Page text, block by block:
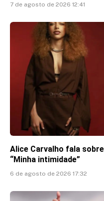
7 de agosto de 2026 12:41
Alice Carvalho fala
“Minha intimidade”
6 de agosto de 2026 17:32